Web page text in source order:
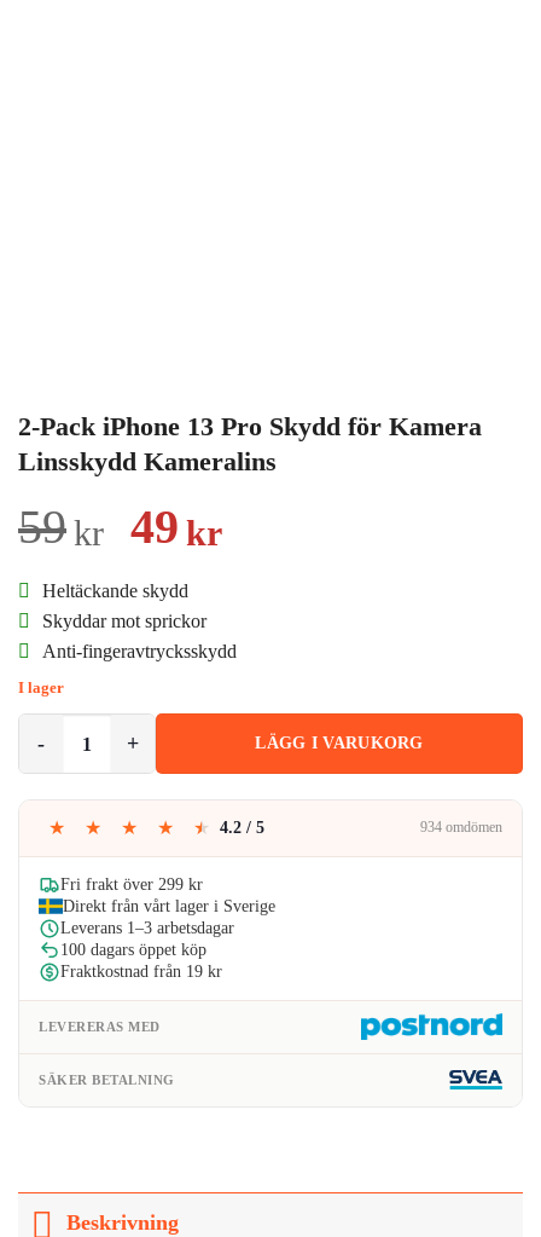
2-Pack iPhone 13 Pro Skydd för Kamera
Linsskydd Kameralins
59kr
Det
ursprungliga
priset
var:
59kr.
49 krDet
är:
49kr.
Heltäckande skydd
Skyddar mot sprickor
Anti-fingeravtrycksskydd
I lager
LÄGG I VARUKORG
★ ★ ★ ★ ★ 4.2 / 5 934 omdömen
Fri frakt över 299 kr
Direkt från vårt lager i Sverige
Leverans 1–3 arbetsdagar
100 dagars öppet köp
Fraktkostnad från 19 kr
LEVERERAS MED
SÄKER BETALNING
Beskrivning